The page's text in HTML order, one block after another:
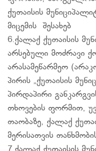
ქუთაისის
მიცემის შესახებ
6.ქალაქ ქუთაისის
არსებული მოძრავი
არასამეწარმეო
პირის „ქუთაისის
პირდაპირი
თხოვების ფორმით,
თაობაზე, ქალაქ
მერისათვის